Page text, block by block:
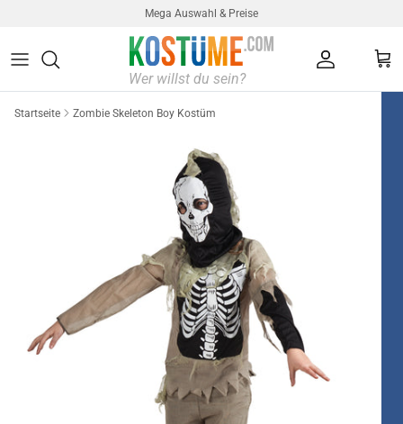
Mega Auswahl & Preise
Startseite Zombie Skeleton Boy Kostüm